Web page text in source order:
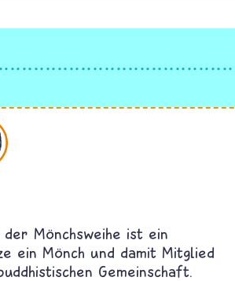
der Mönchsweihe ist ein
ein Mönch und damit Mitglied
Gemeinschaft.